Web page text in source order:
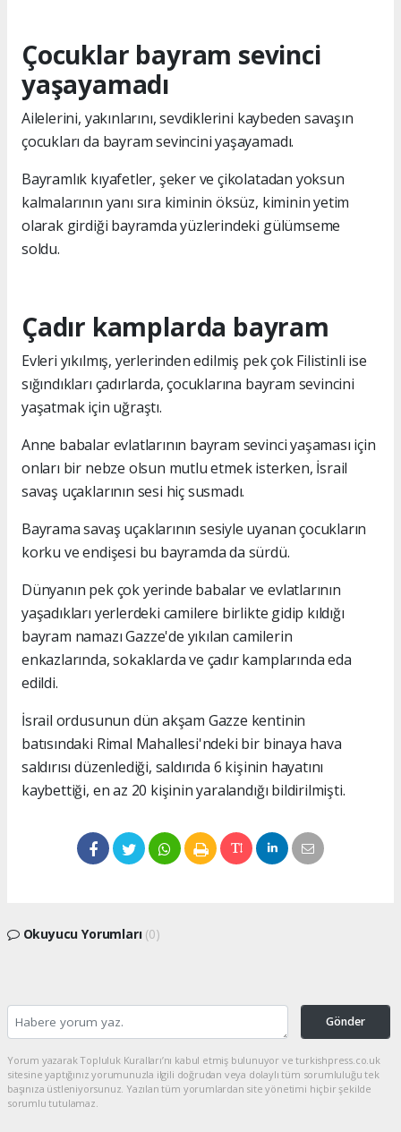
Çocuklar bayram sevinci
yaşayamadı
Ailelerini, yakınlarını, sevdiklerini kaybeden savaşın
çocukları da bayram sevincini yaşayamadı.
Bayramlık kıyafetler, şeker ve çikolatadan yoksun
kalmalarının yanı sıra kiminin öksüz, kiminin yetim
olarak girdiği bayramda yüzlerindeki gülümseme
soldu.
Çadır kamplarda bayram
Evleri yıkılmış, yerlerinden edilmiş pek çok Filistinli ise
sığındıkları çadırlarda, çocuklarına bayram sevincini
yaşatmak için uğraştı.
Anne babalar evlatlarının bayram sevinci yaşaması için
onları bir nebze olsun mutlu etmek isterken, İsrail
savaş uçaklarının sesi hiç susmadı.
Bayrama savaş uçaklarının sesiyle uyanan çocukların
korku ve endişesi bu bayramda da sürdü.
Dünyanın pek çok yerinde babalar ve evlatlarının
yaşadıkları yerlerdeki camilere birlikte gidip kıldığı
bayram namazı Gazze'de yıkılan camilerin
enkazlarında, sokaklarda ve çadır kamplarında eda
edildi.
İsrail ordusunun dün akşam Gazze kentinin
batısındaki Rimal Mahallesi'ndeki bir binaya hava
saldırısı düzenlediği, saldırıda 6 kişinin hayatını
kaybettiği, en az 20 kişinin yaralandığı bildirilmişti.
Okuyucu Yorumları (0)
Gönder
Yorum yazarak Topluluk Kuralları’nı kabul etmiş bulunuyor ve turkishpress.co.uk
sitesine yaptığınız yorumunuzla ilgili doğrudan veya dolaylı tüm sorumluluğu tek
başınıza üstleniyorsunuz. Yazılan tüm yorumlardan site yönetimi hiçbir şekilde
sorumlu tutulamaz.